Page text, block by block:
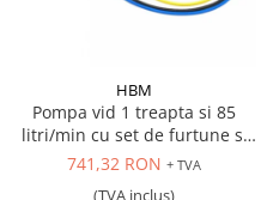
Scule suspensie
Set burghie si freze
Set chei
Set prelungitoare
HBM
Pompa vid 1 treapta si 85
litri/min cu set de furtune si
manometre
741,32 RON + TVA
(TVA inclus)